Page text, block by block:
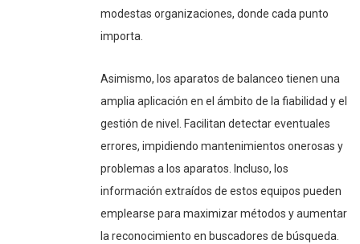
modestas organizaciones, donde cada punto
importa.
Asimismo, los aparatos de balanceo tienen una
amplia aplicación en el ámbito de la fiabilidad y el
gestión de nivel. Facilitan detectar eventuales
errores, impidiendo mantenimientos onerosas y
problemas a los aparatos. Incluso, los
información extraídos de estos equipos pueden
emplearse para maximizar métodos y aumentar
la reconocimiento en buscadores de búsqueda.